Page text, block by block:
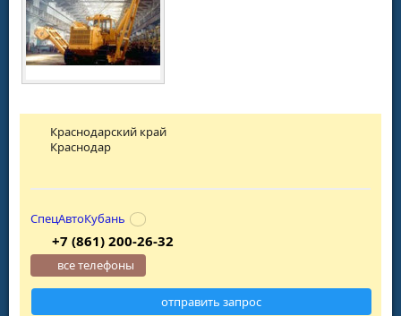
Краснодарский край
Краснодар
СпецАвтоКубань
+7 (861) 200-26-32
все телефоны
отправить запрос